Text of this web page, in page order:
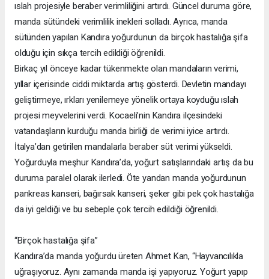
ıslah projesiyle beraber verimliliğini artırdı. Güncel duruma göre,
manda sütündeki verimlilik inekleri solladı. Ayrıca, manda
sütünden yapılan Kandıra yoğurdunun da birçok hastalığa şifa
olduğu için sıkça tercih edildiği öğrenildi.
Birkaç yıl önceye kadar tükenmekte olan mandaların verimi,
yıllar içerisinde ciddi miktarda artış gösterdi. Devletin mandayı
geliştirmeye, ırkları yenilemeye yönelik ortaya koyduğu ıslah
projesi meyvelerini verdi. Kocaeli’nin Kandıra ilçesindeki
vatandaşların kurduğu manda birliği de verimi iyice artırdı.
İtalya’dan getirilen mandalarla beraber süt verimi yükseldi.
Yoğurduyla meşhur Kandıra’da, yoğurt satışlarındaki artış da bu
duruma paralel olarak ilerledi. Öte yandan manda yoğurdunun
pankreas kanseri, bağırsak kanseri, şeker gibi pek çok hastalığa
da iyi geldiği ve bu sebeple çok tercih edildiği öğrenildi.
“Birçok hastalığa şifa”
Kandıra’da manda yoğurdu üreten Ahmet Kan, “Hayvancılıkla
uğraşıyoruz. Aynı zamanda manda işi yapıyoruz. Yoğurt yapıp